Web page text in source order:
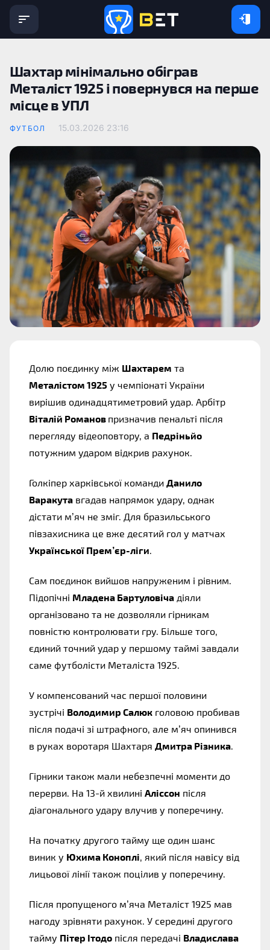
Шахтар мінімально обіграв
Металіст 1925 і повернувся на перше
місце в УПЛ
ФУТБОЛ 15.03.2026 23:16
Долю поєдинку між Шахтарем та
Металістом 1925 у чемпіонаті України
вирішив одинадцятиметровий удар. Арбітр
Віталій Романов призначив пенальті після
перегляду відеоповтору, а Педріньйо
потужним ударом відкрив рахунок.
Голкіпер харківської команди Данило
Варакута вгадав напрямок удару, однак
дістати м’яч не зміг. Для бразильського
півзахисника це вже десятий гол у матчах
Української Прем’єр-ліги.
Сам поєдинок вийшов напруженим і рівним.
Підопічні Младена Бартуловіча діяли
організовано та не дозволяли гірникам
повністю контролювати гру. Більше того,
єдиний точний удар у першому таймі завдали
саме футболісти Металіста 1925.
У компенсований час першої половини
зустрічі Володимир Салюк головою пробивав
після подачі зі штрафного, але м’яч опинився
в руках воротаря Шахтаря Дмитра Різника.
Гірники також мали небезпечні моменти до
перерви. На 13-й хвилині Аліссон після
діагонального удару влучив у поперечину.
На початку другого тайму ще один шанс
виник у Юхима Коноплі, який після навісу від
лицьової лінії також поцілив у поперечину.
Після пропущеного м’яча Металіст 1925 мав
нагоду зрівняти рахунок. У середині другого
тайму Пітер Ітодо після передачі Владислава